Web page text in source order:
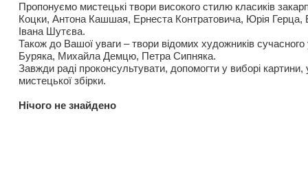
Пропонуємо мистецькі твори високого стилю класиків
Коцки, Антона Кашшая, Ернеста Контратовича, Юрія
Івана Шутєва.
Також до Вашої уваги – твори відомих художників
Буряка, Михайла Демцю, Петра Сипняка.
Завжди раді проконсультувати, допомогти у виборі картини,
мистецької збірки.
Нiчого не знайдено